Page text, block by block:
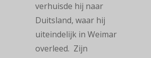
verhuisde hij naar
Duitsland, waar hij
uiteindelijk in Weimar
overleed. Zijn